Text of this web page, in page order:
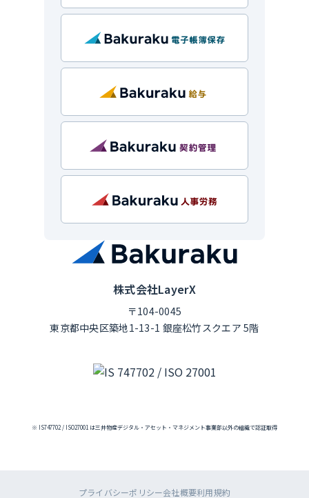
株式会社LayerX
〒104-0045
東京都中央区築地1-13-1 銀座松竹スクエア 5階
※ IS747702 / ISO27001 は三井物産デジタル・アセット・マネジメント事業部以外の組織で認証取得
プライバシーポリシー会社概要利用規約